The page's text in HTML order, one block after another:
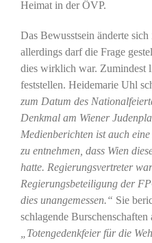
Heimat in der ÖVP.
Das Bewusstsein änderte
allerdings darf die Frage
dies wirklich war. Zumindest
feststellen. Heidemarie Uhl
zum Datum des
Denkmal am Wiener
Medienberichten ist auch
zu entnehmen, dass Wien
hatte. Regierungsvertreter
Regierungsbeteiligung der
dies unangemessen.“ Sie
schlagende
„Totengedenkfeier für die